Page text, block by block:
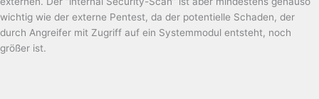
wichtig wie der externe Pentest, da der potentielle Schaden, der
durch Angreifer mit Zugriff auf ein Systemmodul entsteht, noch
größer ist.